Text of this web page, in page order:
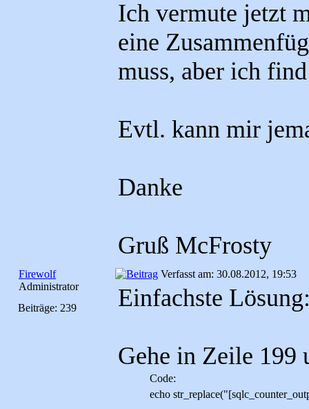
Ich vermute jetzt
eine
muss, aber ich
Evtl. kann mir
Danke
Gruß McFrosty
Firewolf
Administrator
Beiträge: 239
Verfasst am: 30.08.2012, 19:53
Einfachste
Gehe in Zeile 199
Code:
echo